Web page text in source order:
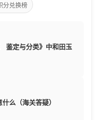
分兑换榜
鉴定与分类》中和田玉
么（海关答疑）